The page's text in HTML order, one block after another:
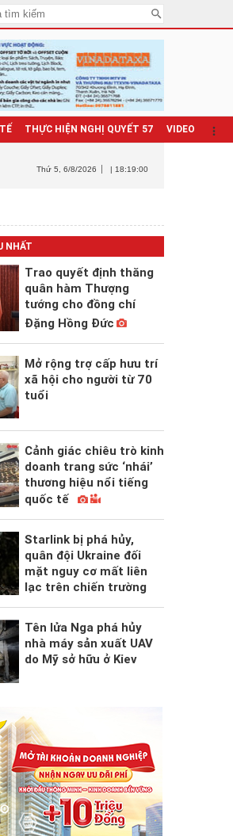
THỰC HIỆN NGHỊ QUYẾT 57 VIDEO
Thứ 5 , 6/8/2026 | 18:19:01
NHẤT
Trao quyết định thăng
quân hàm Thượng
tướng cho đồng chí
Đặng Hồng Đức
Mở rộng trợ cấp hưu trí
xã hội cho người từ 70
tuổi
Cảnh giác chiêu trò kinh
doanh trang sức ‘nhái’
thương hiệu nổi tiếng
quốc tế
Starlink bị phá hủy,
quân đội Ukraine đối
mặt nguy cơ mất liên
lạc trên chiến trường
Tên lửa Nga phá hủy
nhà máy sản xuất UAV
do Mỹ sở hữu ở Kiev